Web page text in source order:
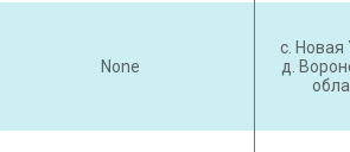
None
с. Новая
д.